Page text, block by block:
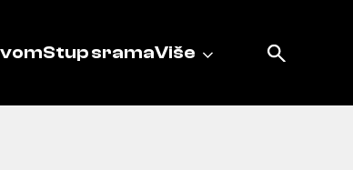
Stup sramaViše